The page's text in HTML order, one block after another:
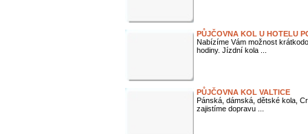
PŮJČOVNA KOL U HOTELU
Nabízíme Vám možnost
hodiny. Jízdní kola ...
PŮJČOVNA KOL VALTICE
Pánská, dámská, dětské kola,
zajistíme dopravu ...